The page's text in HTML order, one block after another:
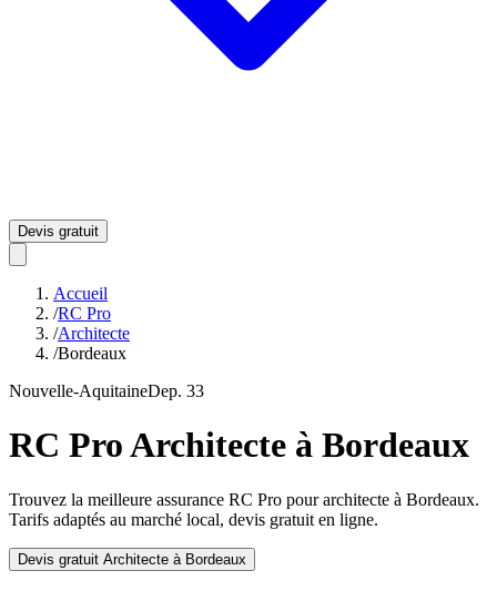
Devis gratuit
Accueil
/RC Pro
/Architecte
/Bordeaux
Nouvelle-AquitaineDep. 33
RC ProArchitecte à Bordeaux
Trouvez la meilleure assurance RC Pro pourarchitecte à Bordeaux.
Tarifs adaptés au marché local, devis gratuit en ligne.
Devis gratuit Architecte à Bordeaux